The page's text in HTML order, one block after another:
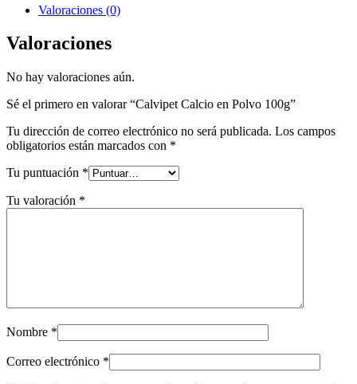
Polvo
cantidad
Valoraciones (0)
Valoraciones
No hay valoraciones aún.
Sé el primero en valorar “Calvipet Calcio en Polvo 100g”
Tu dirección de correo electrónico no será publicada. Los campos
obligatorios están marcados con *
Tu puntuación *
Tu valoración *
Nombre *
Correo electrónico *